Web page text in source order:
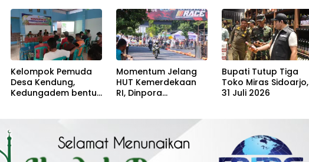
Kelompok Pemuda
Desa Kendung,
Kedungadem bentuk
Momentum Jelang
HUT Kemerdekaan
RI, Dinpora
Bupati Tutup Tiga
Toko Miras Sidoarjo,
31 Juli 2026